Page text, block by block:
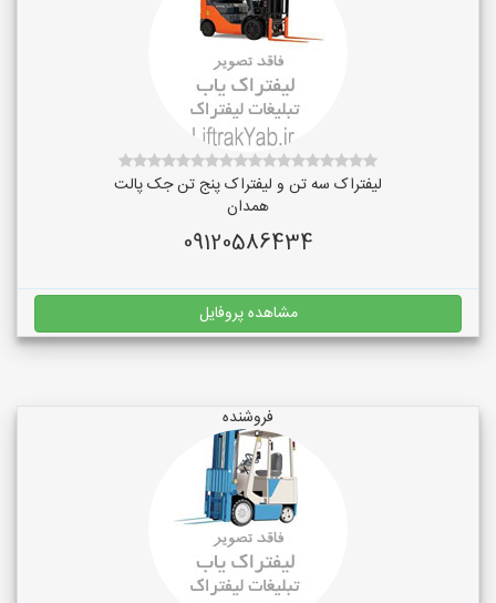
لیفتراک سه تن و لیفتراک پنج تن جک پالت
همدان
09120586434
مشاهده پروفایل
فروشنده